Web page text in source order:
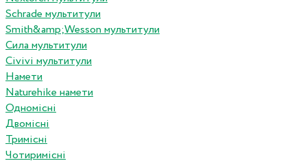
Schrade мультитули
Smith&amp;Wesson мультитули
Сила мультитули
Civivi мультитули
Намети
Naturehike намети
Одномісні
Двомісні
Тримісні
Чотиримісні